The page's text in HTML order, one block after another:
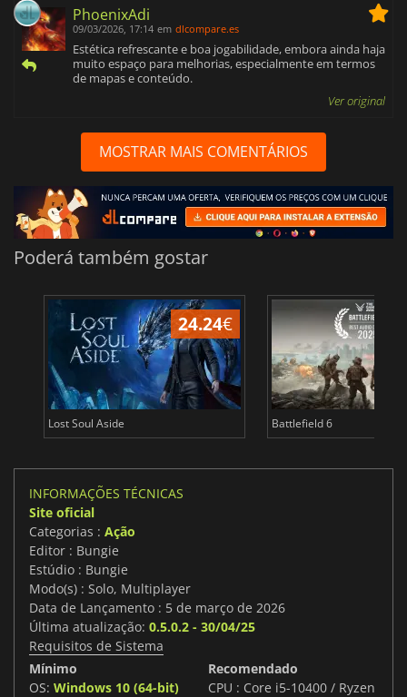
PhoenixAdi
09/03/2026, 17:14 em dlcompare.es
Estética refrescante e boa jogabilidade, embora ainda haja
muito espaço para melhorias, especialmente em termos
de mapas e conteúdo.
Ver original
MOSTRAR MAIS COMENTÁRIOS
Poderá também gostar
24.24€
Lost Soul Aside Battlefield 6
INFORMAÇÕES TÉCNICAS
Site oficial
Categorias : Ação
Editor : Bungie
Estúdio : Bungie
Modo(s) : Solo, Multiplayer
Data de Lançamento : 5 de março de 2026
Última atualização: 0.5.0.2 - 30/04/25
Requisitos de Sistema
Mínimo
OS: Windows 10 (64-bit)
Recomendado
CPU : Core i5-10400 / Ryzen